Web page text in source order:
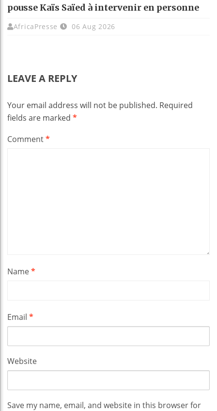
pousse Kaïs Saïed à intervenir en personne
AfricaPresse 06 Aug 2026
LEAVE A REPLY
Your email address will not be published. Required
fields are marked *
Comment*
Name*
Email *
Website
Save my name, email, and website in this browser for